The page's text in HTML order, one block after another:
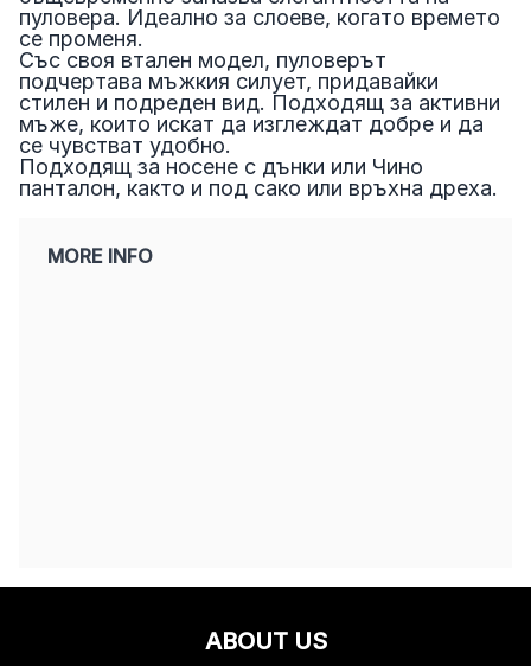
пуловера. Идеално за слоеве, когато времето
се променя.
Със своя втален модел, пуловерът
подчертава мъжкия силует, придавайки
стилен и подреден вид. Подходящ за активни
мъже, които искат да изглеждат добре и да
се чувстват удобно.
Подходящ за носене с дънки или Чино
панталон, както и под сако или връхна дреха.
MORE INFO
ABOUT US